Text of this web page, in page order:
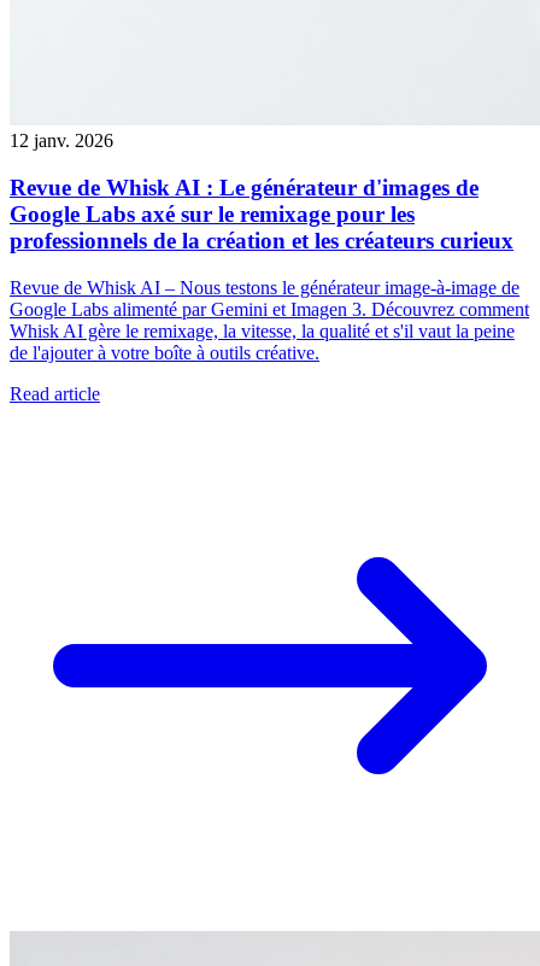
12 janv. 2026
Revue de Whisk AI : Le générateur d'images de
Google Labs axé sur le remixage pour les
professionnels de la création et les créateurs curieux
Revue de Whisk AI – Nous testons le générateur image-à-image de
Google Labs alimenté par Gemini et Imagen 3. Découvrez comment
Whisk AI gère le remixage, la vitesse, la qualité et s'il vaut la peine
de l'ajouter à votre boîte à outils créative.
Read article